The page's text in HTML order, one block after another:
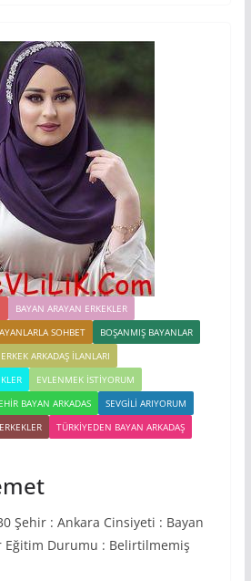
BAYAN ARAYAN ERKEKLER
SOHBET
BOŞANMIŞ BAYANLAR
ERKEK ARKADAŞ ILANLARI
EVLENMEK İSTIYORUM
BAYAN ARKADAS
SEVGILI ARIYORUM
TÜRKIYEDEN BAYAN ARKADAŞ
Şehir : Ankara Cinsiyeti : Bayan
Eğitim Durumu : Belirtilmemiş